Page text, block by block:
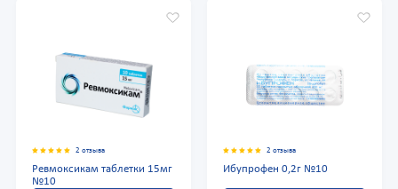
2 отзыва
Ревмоксикам таблетки 15мг
№10
2 отзыва
Ибупрофен 0,2г №10